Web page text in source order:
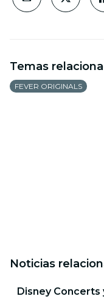
Temas
FEVER ORIGINALS
Noticias
Disney Concerts